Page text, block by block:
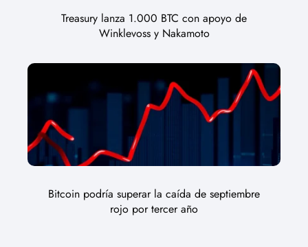
Treasury lanza 1.000 BTC con apoyo de
Winklevoss y Nakamoto
Bitcoin podría superar la caída de septiembre
rojo por tercer año